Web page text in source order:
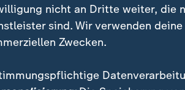
Landtagswahl in Sachsen-Anhalt
der finale Durchbruch der AfD, aber
nicht an Dritte weiter, die
sind. Wir verwenden
Zwecken.